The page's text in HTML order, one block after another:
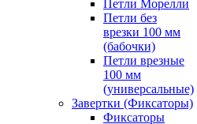
Петли Морелли
Петли без
врезки 100 мм
(бабочки)
Петли врезные
100 мм
(универсальные)
Завертки (Фиксаторы)
Фиксаторы